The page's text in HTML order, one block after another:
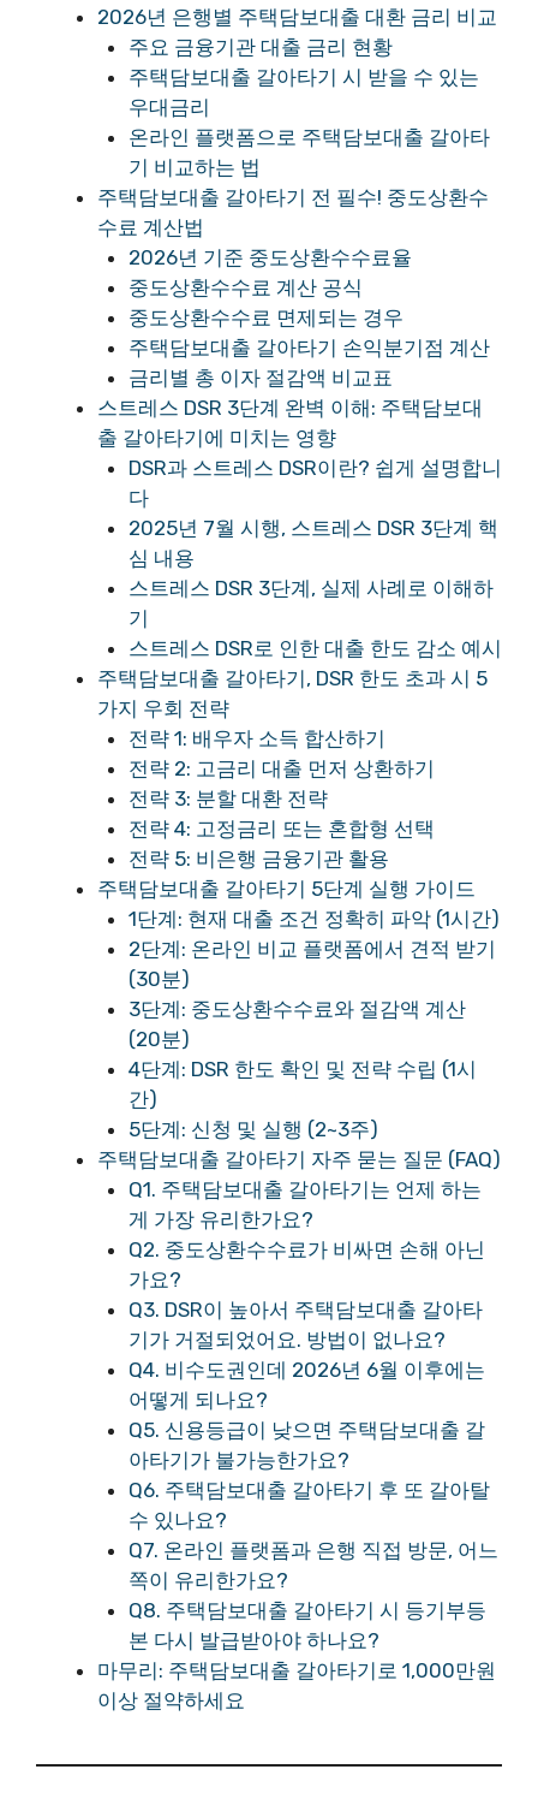
2026년 은행별 주택담보대출 대환 금리 비교
주요 금융기관 대출 금리 현황
주택담보대출 갈아타기 시 받을 수 있는
우대금리
온라인 플랫폼으로 주택담보대출 갈아타
기 비교하는 법
주택담보대출 갈아타기 전 필수! 중도상환수
수료 계산법
2026년 기준 중도상환수수료율
중도상환수수료 계산 공식
중도상환수수료 면제되는 경우
주택담보대출 갈아타기 손익분기점 계산
금리별 총 이자 절감액 비교표
스트레스 DSR 3단계 완벽 이해: 주택담보대
출 갈아타기에 미치는 영향
DSR과 스트레스 DSR이란? 쉽게 설명합니
다
2025년 7월 시행, 스트레스 DSR 3단계 핵
심 내용
스트레스 DSR 3단계, 실제 사례로 이해하
기
스트레스 DSR로 인한 대출 한도 감소 예시
주택담보대출 갈아타기, DSR 한도 초과 시 5
가지 우회 전략
전략 1: 배우자 소득 합산하기
전략 2: 고금리 대출 먼저 상환하기
전략 3: 분할 대환 전략
전략 4: 고정금리 또는 혼합형 선택
전략 5: 비은행 금융기관 활용
주택담보대출 갈아타기 5단계 실행 가이드
1단계: 현재 대출 조건 정확히 파악 (1시간)
2단계: 온라인 비교 플랫폼에서 견적 받기
(30분)
3단계: 중도상환수수료와 절감액 계산
(20분)
4단계: DSR 한도 확인 및 전략 수립 (1시
간)
5단계: 신청 및 실행 (2~3주)
주택담보대출 갈아타기 자주 묻는 질문 (FAQ)
Q1. 주택담보대출 갈아타기는 언제 하는
게 가장 유리한가요?
Q2. 중도상환수수료가 비싸면 손해 아닌
가요?
Q3. DSR이 높아서 주택담보대출 갈아타
기가 거절되었어요. 방법이 없나요?
Q4. 비수도권인데 2026년 6월 이후에는
어떻게 되나요?
Q5. 신용등급이 낮으면 주택담보대출 갈
아타기가 불가능한가요?
Q6. 주택담보대출 갈아타기 후 또 갈아탈
수 있나요?
Q7. 온라인 플랫폼과 은행 직접 방문, 어느
쪽이 유리한가요?
Q8. 주택담보대출 갈아타기 시 등기부등
본 다시 발급받아야 하나요?
마무리: 주택담보대출 갈아타기로 1,000만원
이상 절약하세요